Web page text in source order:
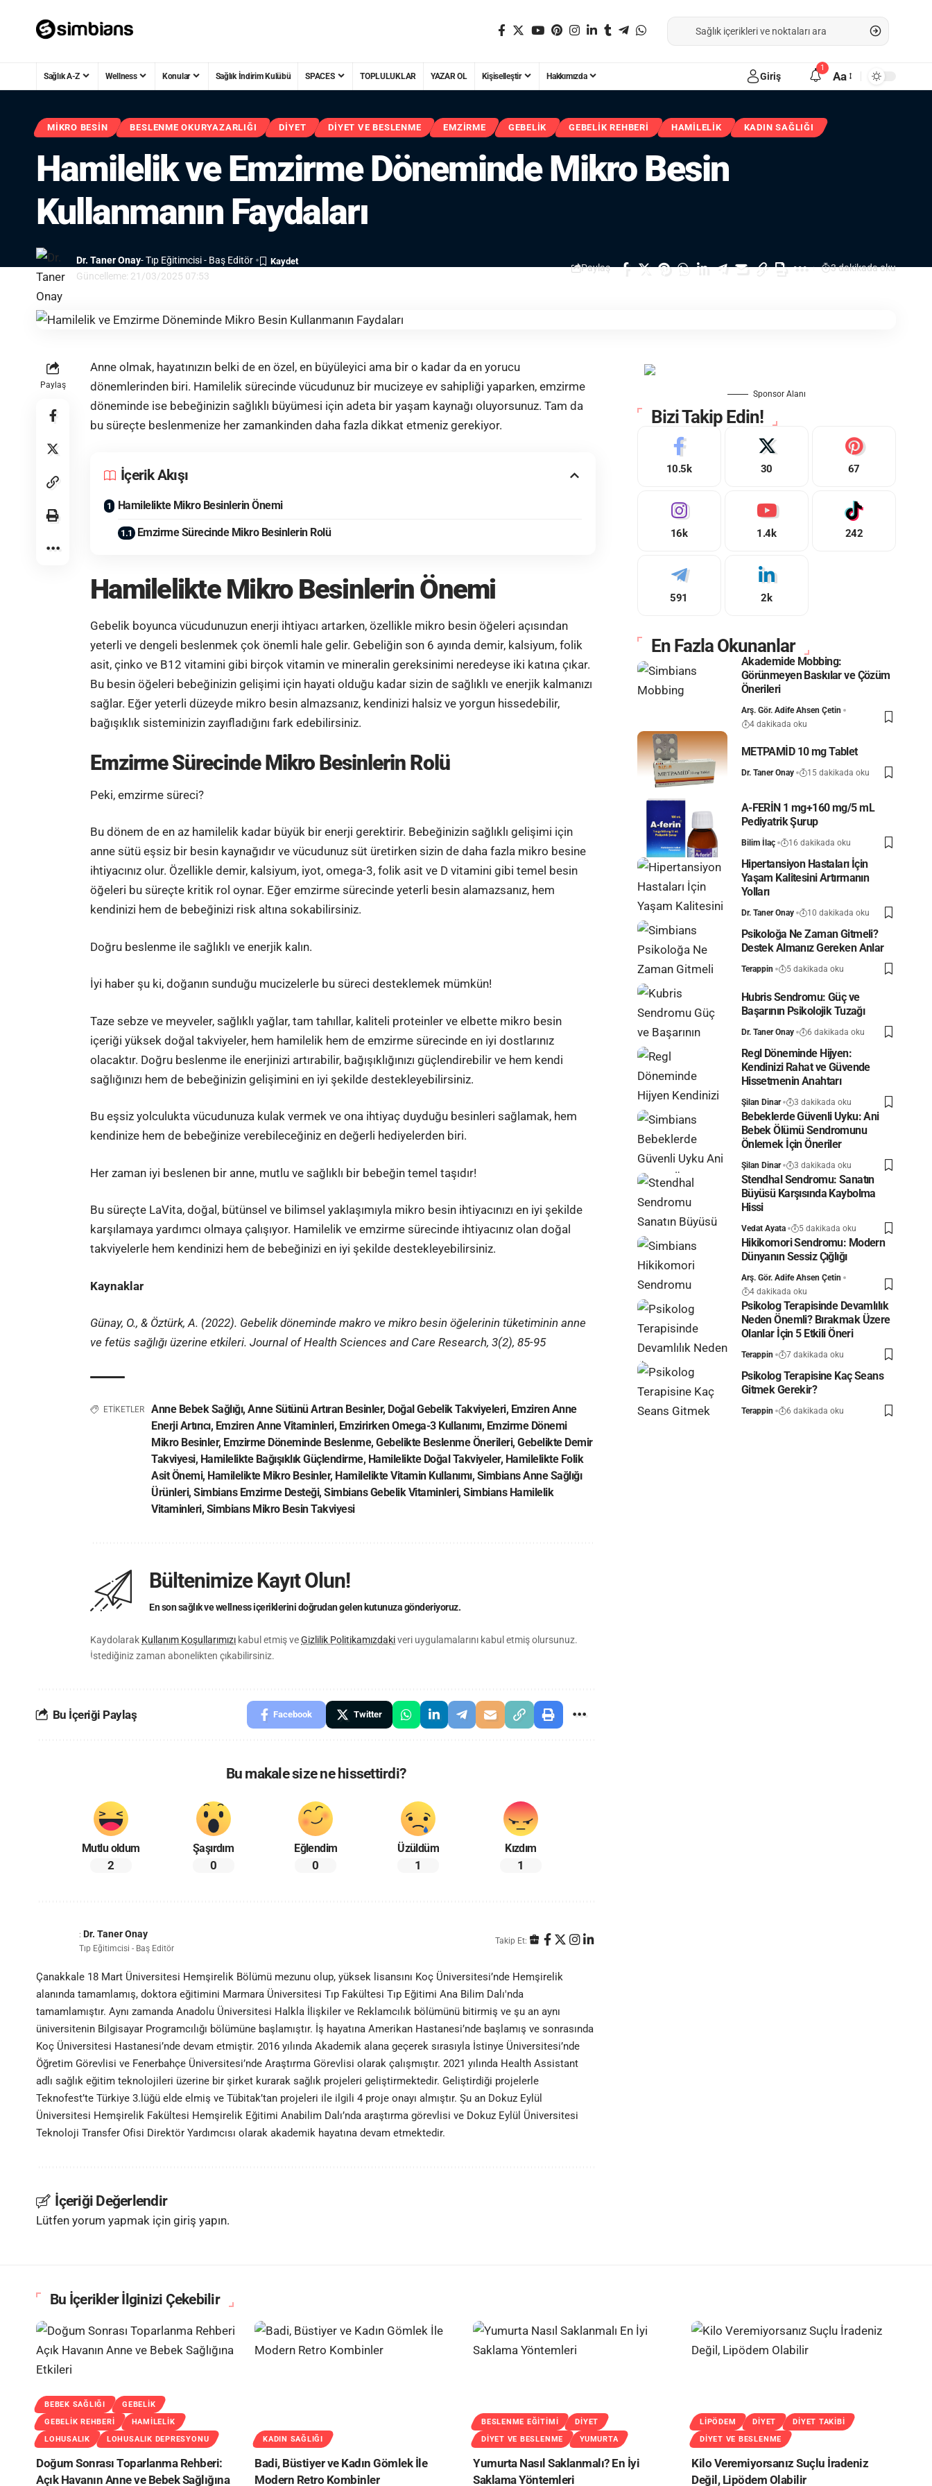
Sağlık A-Z Wellness Konular Sağlık İndirim Kulübü SPACES TOPLULUKLAR YAZAR OL Kişiselleştir Hakkımızda Giriş
1
Aa
MIKRO BESIN BESLENME OKURYAZARLIĞI DIYET DIYET VE BESLENME EMZIRME GEBELIK GEBELIK REHBERI HAMILELIK KADIN SAĞLIĞI
Hamilelik ve Emzirme Döneminde Mikro Besin
Kullanmanın Faydaları
Güncelleme: 21/03/2025 07:53
Dr. Taner Onay- Tıp Eğitimcisi - Baş Editör
Paylaş 3 dakikada oku
Paylaş
Anne olmak, hayatınızın belki de en özel, en büyüleyici ama bir o kadar da en yorucu
dönemlerinden biri. Hamilelik sürecinde vücudunuz bir mucizeye ev sahipliği yaparken, emzirme
döneminde ise bebeğinizin sağlıklı büyümesi için adeta bir yaşam kaynağı oluyorsunuz. Tam da
bu süreçte beslenmenize her zamankinden daha fazla dikkat etmeniz gerekiyor.
İçerik Akışı
Hamilelikte Mikro Besinlerin Önemi
Emzirme Sürecinde Mikro Besinlerin Rolü
Hamilelikte Mikro Besinlerin Önemi
Gebelik boyunca vücudunuzun enerji ihtiyacı artarken, özellikle mikro besin öğeleri açısından
yeterli ve dengeli beslenmek çok önemli hale gelir. Gebeliğin son 6 ayında demir, kalsiyum, folik
asit, çinko ve B12 vitamini gibi birçok vitamin ve mineralin gereksinimi neredeyse iki katına çıkar.
Bu besin öğeleri bebeğinizin gelişimi için hayati olduğu kadar sizin de sağlıklı ve enerjik kalmanızı
sağlar. Eğer yeterli düzeyde mikro besin almazsanız, kendinizi halsiz ve yorgun hissedebilir,
bağışıklık sisteminizin zayıfladığını fark edebilirsiniz.
Emzirme Sürecinde Mikro Besinlerin Rolü
Peki, emzirme süreci?
Bu dönem de en az hamilelik kadar büyük bir enerji gerektirir. Bebeğinizin sağlıklı gelişimi için
anne sütü eşsiz bir besin kaynağıdır ve vücudunuz süt üretirken sizin de daha fazla mikro besine
ihtiyacınız olur. Özellikle demir, kalsiyum, iyot, omega-3, folik asit ve D vitamini gibi temel besin
öğeleri bu süreçte kritik rol oynar. Eğer emzirme sürecinde yeterli besin alamazsanız, hem
kendinizi hem de bebeğinizi risk altına sokabilirsiniz.
Doğru beslenme ile sağlıklı ve enerjik kalın.
İyi haber şu ki, doğanın sunduğu mucizelerle bu süreci desteklemek mümkün!
Taze sebze ve meyveler, sağlıklı yağlar, tam tahıllar, kaliteli proteinler ve elbette mikro besin
içeriği yüksek doğal takviyeler, hem hamilelik hem de emzirme sürecinde en iyi dostlarınız
olacaktır. Doğru beslenme ile enerjinizi artırabilir, bağışıklığınızı güçlendirebilir ve hem kendi
sağlığınızı hem de bebeğinizin gelişimini en iyi şekilde destekleyebilirsiniz.
Bu eşsiz yolculukta vücudunuza kulak vermek ve ona ihtiyaç duyduğu besinleri sağlamak, hem
kendinize hem de bebeğinize verebileceğiniz en değerli hediyelerden biri.
Her zaman iyi beslenen bir anne, mutlu ve sağlıklı bir bebeğin temel taşıdır!
Bu süreçte LaVita, doğal, bütünsel ve bilimsel yaklaşımıyla mikro besin ihtiyacınızı en iyi şekilde
karşılamaya yardımcı olmaya çalışıyor. Hamilelik ve emzirme sürecinde ihtiyacınız olan doğal
takviyelerle hem kendinizi hem de bebeğinizi en iyi şekilde destekleyebilirsiniz.
Kaynaklar
Günay, O., & Öztürk, A. (2022). Gebelik döneminde makro ve mikro besin öğelerinin tüketiminin anne
ve fetüs sağlığı üzerine etkileri. Journal of Health Sciences and Care Research, 3(2), 85-95
ETİKETLER Anne Bebek Sağlığı, Anne Sütünü Artıran Besinler, Doğal Gebelik Takviyeleri, Emziren Anne
Enerji Artırıcı, Emziren Anne Vitaminleri, Emzirirken Omega-3 Kullanımı, Emzirme Dönemi
Mikro Besinler, Emzirme Döneminde Beslenme, Gebelikte Beslenme Önerileri, Gebelikte Demir
Takviyesi, Hamilelikte Bağışıklık Güçlendirme, Hamilelikte Doğal Takviyeler, Hamilelikte Folik
Asit Önemi, Hamilelikte Mikro Besinler, Hamilelikte Vitamin Kullanımı, Simbians Anne Sağlığı
Ürünleri, Simbians Emzirme Desteği, Simbians Gebelik Vitaminleri, Simbians Hamilelik
Vitaminleri, Simbians Mikro Besin Takviyesi
Bültenimize Kayıt Olun!
En son sağlık ve wellness içeriklerini doğrudan gelen kutunuza gönderiyoruz.
Kaydolarak Kullanım Koşullarımızı kabul etmiş veGizlilik Politikamızdakiveri uygulamalarını kabul etmiş olursunuz.
İstediğiniz zaman abonelikten çıkabilirsiniz.
Bu İçeriği Paylaş Facebook Twitter
Bu makale size ne hissettirdi?
Mutlu oldum
2
Şaşırdım
0
Eğlendim
0
Üzüldüm
1
Kızdım
1
: Dr. Taner Onay
Tıp Eğitimcisi - Baş Editör
Takip Et:
Çanakkale 18 Mart Üniversitesi Hemşirelik Bölümü mezunu olup, yüksek lisansını Koç Üniversitesi’nde Hemşirelik
alanında tamamlamış, doktora eğitimini Marmara Üniversitesi Tıp Fakültesi Tıp Eğitimi Ana Bilim Dalı'nda
tamamlamıştır. Aynı zamanda Anadolu Üniversitesi Halkla İlişkiler ve Reklamcılık bölümünü bitirmiş ve şu an aynı
üniversitenin Bilgisayar Programcılığı bölümüne başlamıştır. İş hayatına Amerikan Hastanesi’nde başlamış ve sonrasında
Koç Üniversitesi Hastanesi’nde devam etmiştir. 2016 yılında Akademik alana geçerek sırasıyla İstinye Üniversitesi’nde
Öğretim Görevlisi ve Fenerbahçe Üniversitesi’nde Araştırma Görevlisi olarak çalışmıştır. 2021 yılında Health Assistant
adlı sağlık eğitim teknolojileri üzerine bir şirket kurarak sağlık projeleri geliştirmektedir. Geliştirdiği projelerle
Teknofest’te Türkiye 3.lüğü elde elmiş ve Tübitak’tan projeleri ile ilgili 4 proje onayı almıştır. Şu an Dokuz Eylül
Üniversitesi Hemşirelik Fakültesi Hemşirelik Eğitimi Anabilim Dalı’nda araştırma görevlisi ve Dokuz Eylül Üniversitesi
Teknoloji Transfer Ofisi Direktör Yardımcısı olarak akademik hayatına devam etmektedir.
İçeriği Değerlendir
Lütfen yorum yapmak için giriş yapın.
Sponsor Alanı
Bizi Takip Edin!
10.5k 30 67
16k 1.4k 242
591 2k
En Fazla Okunanlar
Akademide Mobbing:
Görünmeyen Baskılar ve Çözüm
Önerileri
Arş. Gör. Adife Ahsen Çetin
4 dakikada oku
METPAMİD 10 mg Tablet
Dr. Taner Onay 15 dakikada oku
A-FERİN 1 mg+160 mg/5 mL
Pediyatrik Şurup
Bilim İlaç 16 dakikada oku
Hipertansiyon Hastaları İçin
Yaşam Kalitesini Artırmanın
Yolları
Dr. Taner Onay 10 dakikada oku
Psikoloğa Ne Zaman Gitmeli?
Destek Almanız Gereken Anlar
Terappin 5 dakikada oku
Hubris Sendromu: Güç ve
Başarının Psikolojik Tuzağı
Dr. Taner Onay 6 dakikada oku
Regl Döneminde Hijyen:
Kendinizi Rahat ve Güvende
Hissetmenin Anahtarı
Şilan Dinar 3 dakikada oku
Bebeklerde Güvenli Uyku: Ani
Bebek Ölümü Sendromunu
Önlemek İçin Öneriler
Şilan Dinar 3 dakikada oku
Stendhal Sendromu: Sanatın
Büyüsü Karşısında Kaybolma
Hissi
Vedat Ayata 5 dakikada oku
Hikikomori Sendromu: Modern
Dünyanın Sessiz Çığlığı
Arş. Gör. Adife Ahsen Çetin
4 dakikada oku
Psikolog Terapisinde Devamlılık
Neden Önemli? Bırakmak Üzere
Olanlar İçin 5 Etkili Öneri
Terappin 7 dakikada oku
Psikolog Terapisine Kaç Seans
Gitmek Gerekir?
Terappin 6 dakikada oku
Bu İçerikler İlginizi Çekebilir
BEBEK SAĞLIĞI
GEBELIK
GEBELIK REHBERI
HAMILELIK
LOHUSALIK
LOHUSALIK DEPRESYONU
Doğum Sonrası Toparlanma Rehberi:
Açık Havanın Anne ve Bebek Sağlığına
KADIN SAĞLIĞI
Badi, Büstiyer ve Kadın Gömlek İle
Modern Retro Kombinler
BESLENME EĞITIMI
DIYET
DIYET VE BESLENME
YUMURTA
Yumurta Nasıl Saklanmalı? En İyi
Saklama Yöntemleri
LIPÖDEM DIYET
DIYET TAKIBI
DIYET VE BESLENME
Kilo Veremiyorsanız Suçlu İradeniz
Değil, Lipödem Olabilir